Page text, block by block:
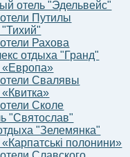
отель "Эдельвейс"
Путилы
"Тихий"
Рахова
отдыха "Гранд"
«Европа»
Свалявы
Сколе
"Святослав"
"Зелемянка"
полонини»